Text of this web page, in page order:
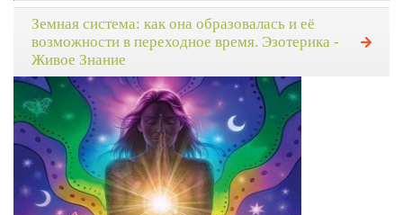
Земная система: как она образовалась и её
возможности в переходное время. Эзотерика -
Живое Знание